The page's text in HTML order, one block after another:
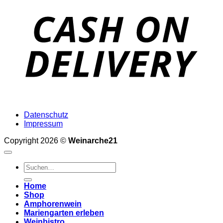
Datenschutz
Impressum
Copyright 2026 © Weinarche21
Suchen
nach:
Home
Shop
Amphorenwein
Mariengarten erleben